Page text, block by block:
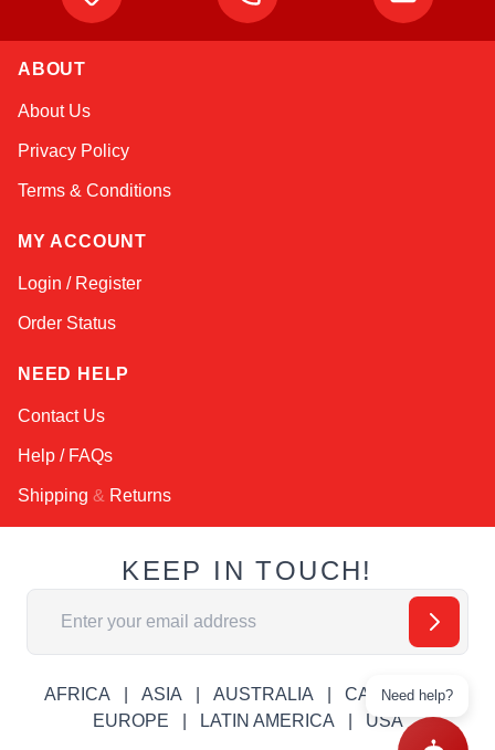
ABOUT
About Us
Privacy Policy
Terms & Conditions
MY ACCOUNT
Login / Register
Order Status
NEED HELP
Contact Us
Help / FAQs
Shipping & Returns
KEEP IN TOUCH!
Email Address
AFRICA ASIA AUSTRALIA
CANADA
EUROPE
LATIN AMERICA USA
Need help?